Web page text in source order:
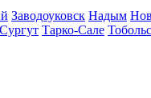
Заводоуковск Надым
Сургут Тарко-Сале